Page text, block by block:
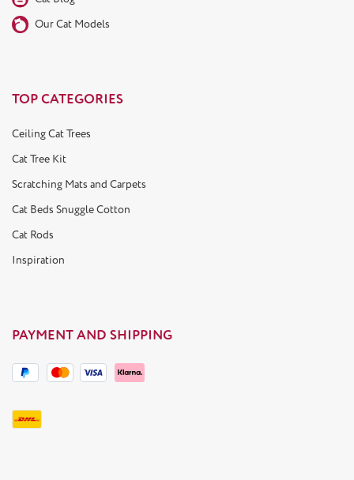
Our Cat Models
TOP CATEGORIES
Ceiling Cat Trees
Cat Tree Kit
Scratching Mats and Carpets
Cat Beds Snuggle Cotton
Cat Rods
Inspiration
PAYMENT AND SHIPPING